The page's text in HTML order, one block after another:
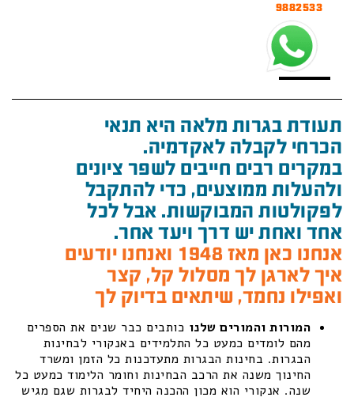
9882533
תעודת בגרות מלאה היא תנאי
הכרחי לקבלה לאקדמיה.
במקרים רבים חייבים לשפר ציונים
ולהעלות ממוצעים, כדי להתקבל
לפקולטות המבוקשות. אבל לכל
אחד ואחת יש דרך ויעד אחר.
אנחנו כאן מאז 1948 ואנחנו יודעים
איך לארגן לך מסלול קל, קצר
ואפילו נחמד, שיתאים בדיוק לך
המורות והמורים שלנו כותבים כבר שנים את הספרים
מהם לומדים כמעט כל התלמידים באנקורי לבחינות
הבגרות. בחינות הבגרות מתעדכנות כל הזמן ומשרד
החינוך משנה את הרכב הבחינות וחומר הלימוד כמעט כל
שנה. אנקורי הוא מכון ההכנה היחיד לבגרות שגם מגיש